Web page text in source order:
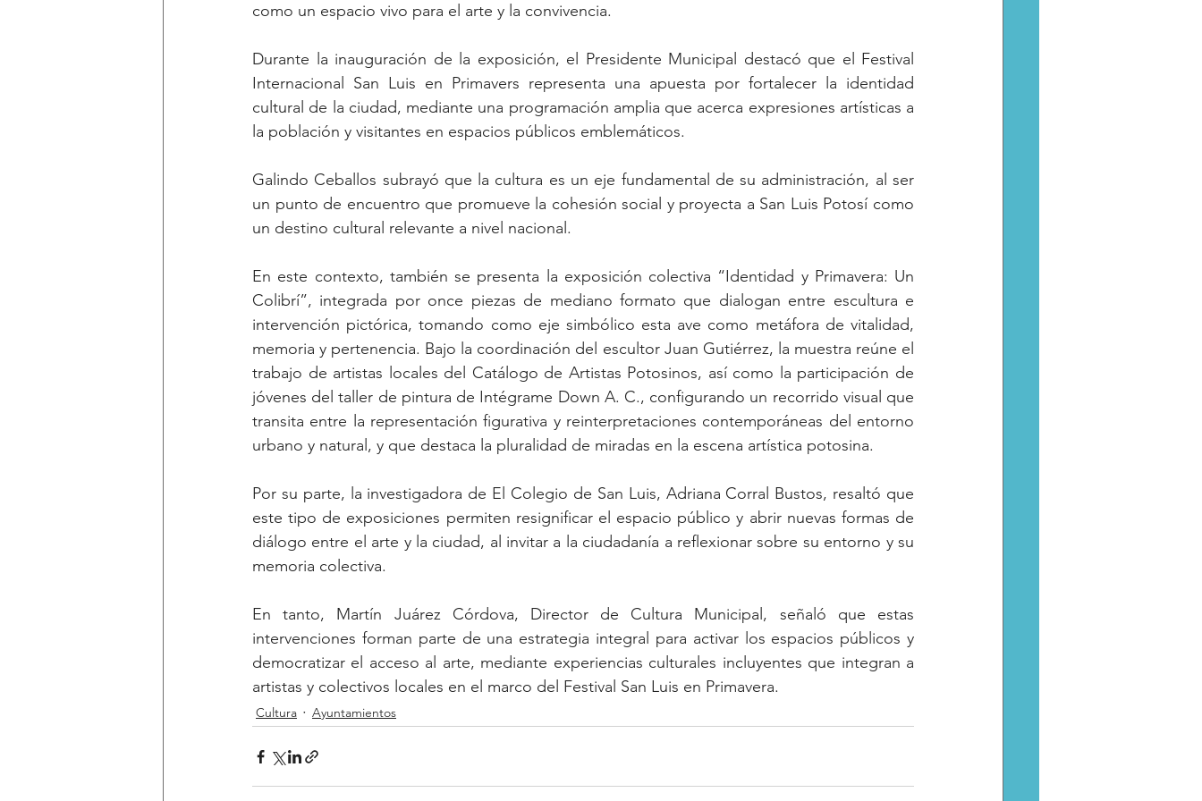
como un espacio vivo para el arte y la convivencia.
Durante la inauguración de la exposición, el Presidente Municipal destacó que el Festival
Internacional San Luis en Primavers representa una apuesta por fortalecer la identidad
cultural de la ciudad, mediante una programación amplia que acerca expresiones artísticas a
la población y visitantes en espacios públicos emblemáticos.
Galindo Ceballos subrayó que la cultura es un eje fundamental de su administración, al ser
un punto de encuentro que promueve la cohesión social y proyecta a San Luis Potosí como
un destino cultural relevante a nivel nacional.
En este contexto, también se presenta la exposición colectiva “Identidad y Primavera: Un
Colibrí”, integrada por once piezas de mediano formato que dialogan entre escultura e
intervención pictórica, tomando como eje simbólico esta ave como metáfora de vitalidad,
memoria y pertenencia. Bajo la coordinación del escultor Juan Gutiérrez, la muestra reúne el
trabajo de artistas locales del Catálogo de Artistas Potosinos, así como la participación de
jóvenes del taller de pintura de Intégrame Down A. C., configurando un recorrido visual que
transita entre la representación figurativa y reinterpretaciones contemporáneas del entorno
urbano y natural, y que destaca la pluralidad de miradas en la escena artística potosina.
Por su parte, la investigadora de El Colegio de San Luis, Adriana Corral Bustos, resaltó que
este tipo de exposiciones permiten resignificar el espacio público y abrir nuevas formas de
diálogo entre el arte y la ciudad, al invitar a la ciudadanía a reflexionar sobre su entorno y su
memoria colectiva.
En tanto, Martín Juárez Córdova, Director de Cultura Municipal, señaló que estas
intervenciones forman parte de una estrategia integral para activar los espacios públicos y
democratizar el acceso al arte, mediante experiencias culturales incluyentes que integran a
artistas y colectivos locales en el marco del Festival San Luis en Primavera.
Cultura Ayuntamientos